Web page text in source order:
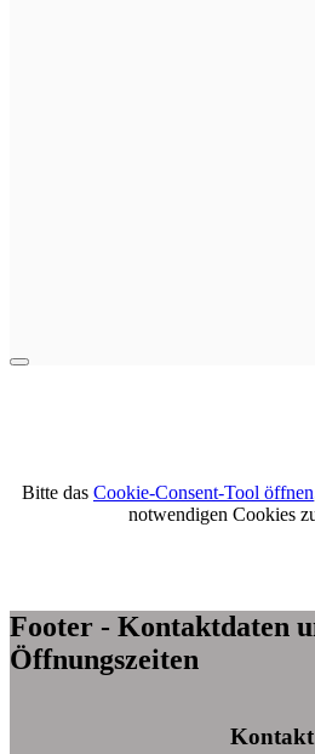
Bitte das Cookie-Consent-Tool öffnen
notwendigen Cookies
Footer - Kontaktdaten
Öffnungszeiten
Kontakt